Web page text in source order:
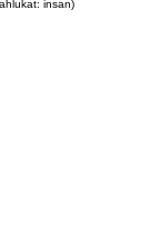
insan)